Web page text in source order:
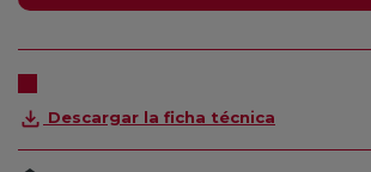
Descargar la ficha técnica